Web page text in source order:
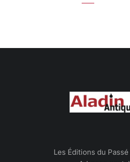
Les Éditions du